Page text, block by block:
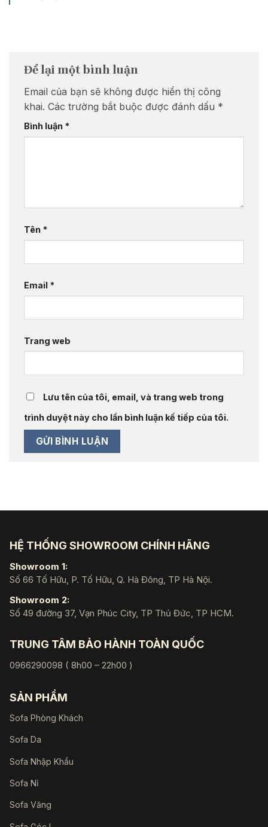
Để lại một bình luận
Email của bạn sẽ không được hiển thị công
khai. Các trường bắt buộc được đánh dấu *
Bình luận *
Tên *
Email *
Trang web
Lưu tên của tôi, email, và trang web trong
trình duyệt này cho lần bình luận kế tiếp của tôi.
HỆ THỐNG SHOWROOM CHÍNH HÃNG
Showroom 1:
Số 66 Tố Hữu, P. Tố Hữu, Q. Hà Đông, TP Hà Nội.
Showroom 2:
Số 49 đường 37, Vạn Phúc City, TP Thủ Đức, TP HCM.
TRUNG TÂM BẢO HÀNH TOÀN QUỐC
0966290098 ( 8h00 – 22h00 )
SẢN PHẨM
Sofa Phòng Khách
Sofa Da
Sofa Nhập Khẩu
Sofa Nỉ
Sofa Văng